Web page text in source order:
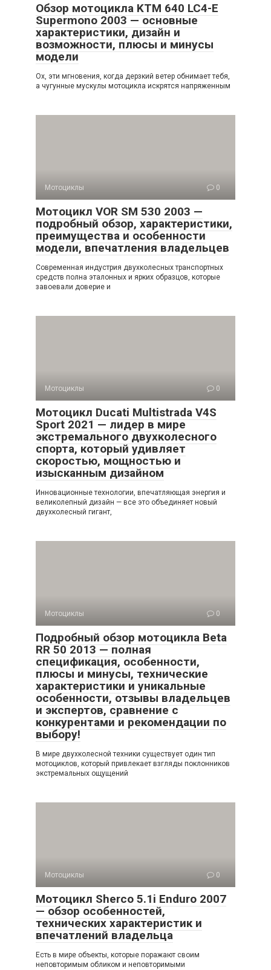
Обзор мотоцикла KTM 640 LC4-E
Supermono 2003 — основные
характеристики, дизайн и
возможности, плюсы и минусы
модели
Ох, эти мгновения, когда дерзкий ветер обнимает тебя,
а чугунные мускулы мотоцикла искрятся напряженным
Мотоциклы 0
Мотоцикл VOR SM 530 2003 —
подробный обзор, характеристики,
преимущества и особенности
модели, впечатления владельцев
Современная индустрия двухколесных транспортных
средств полна эталонных и ярких образцов, которые
завоевали доверие и
Мотоциклы 0
Мотоцикл Ducati Multistrada V4S
Sport 2021 — лидер в мире
экстремального двухколесного
спорта, который удивляет
скоростью, мощностью и
изысканным дизайном
Инновационные технологии, впечатляющая энергия и
великолепный дизайн — все это объединяет новый
двухколесный гигант,
Мотоциклы 0
Подробный обзор мотоцикла Beta
RR 50 2013 — полная
спецификация, особенности,
плюсы и минусы, технические
характеристики и уникальные
особенности, отзывы владельцев
и экспертов, сравнение с
конкурентами и рекомендации по
выбору!
В мире двухколесной техники существует один тип
мотоциклов, который привлекает взгляды поклонников
экстремальных ощущений
Мотоциклы 0
Мотоцикл Sherco 5.1i Enduro 2007
— обзор особенностей,
технических характеристик и
впечатлений владельца
Есть в мире объекты, которые поражают своим
неповторимым обликом и неповторимыми